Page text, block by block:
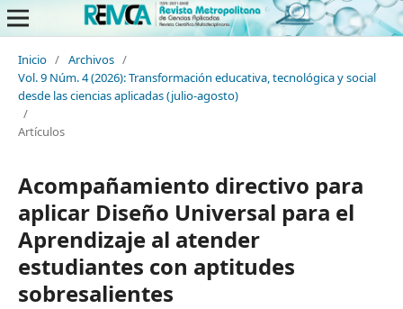
Inicio / Archivos /
Vol. 9 Núm. 4 (2026): Transformación educativa, tecnológica y social
desde las ciencias aplicadas (julio-agosto)
/
Artículos
Acompañamiento directivo para
aplicar Diseño Universal para el
Aprendizaje al atender
estudiantes con aptitudes
sobresalientes